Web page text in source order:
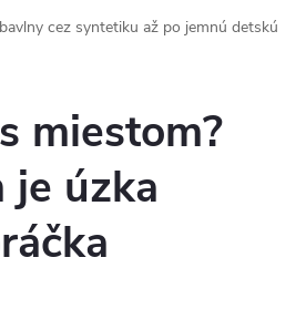
cez syntetiku až po jemnú detskú
miestom?
je úzka